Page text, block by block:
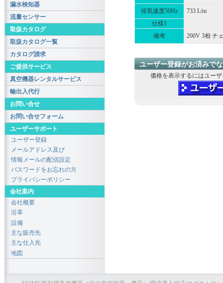
排気速度50Hz
733 L/m
仕様1
備考
200V 3相 チ
ユーザー登録がお済みで
価格を表示するにはユー
漏水検知器
流量センサー
取扱カタログ
取扱カタログ一覧
カタログ請求
ご提供サービス
真空機器レンタルサービス
輸出入代行
お問い合せ
お問い合せフォーム
ユーザーサポート
ユーザー登録
メールアドレス及び
情報メールの配信設定
パスワードをお忘れの方
プライバシーポリシー
会社案内
会社概要
沿革
設備
主な販売先
主な仕入先
地図